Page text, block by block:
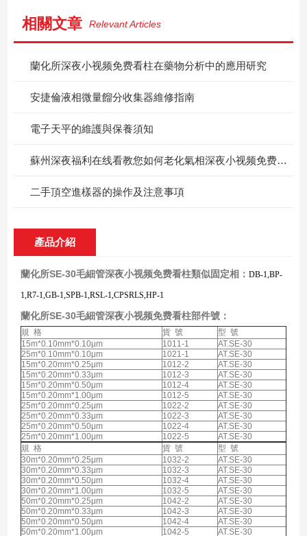
相關文章 Relevant Articles
蘭化所深夜小视频免费看柱在藥物分析中的應用研究
安捷倫液相微量餾分收集器維修指南
電子天平的維護與保養須知
蘇州深夜福利在线看教您如何老化氣相深夜小视频免费看柱
二手頂空進樣器的操作及注意事項
產品介紹
蘭化所SE-30毛細管深夜小视频免费看柱類似固定相： DB-1,BP-
1,R7-1,GB-1,SPB-1,RSL-1,CPSRLS,HP-1
蘭化所SE-30毛細管深夜小视频免费看柱部件號：
規 格 貨 號
型 號
15m*0.10mm*0.10μm
1011-1
AT.SE-30
25m*0.10mm*0.10μm
1021-1
AT.SE-30
15m*0.20mm*0.25μm
1012-2
AT.SE-30
15m*0.20mm*0.33μm
1012-3
AT.SE-30
15m*0.20mm*0.50μm
1012-4
AT.SE-30
15m*0.20mm*1.00μm
1012-5
AT.SE-30
25m*0.20mm*0.25μm
1022-2
AT.SE-30
25m*0.20mm*0.33μm
1022-3
AT.SE-30
25m*0.20mm*0.50μm
1022-4
AT.SE-30
25m*0.20mm*1.00μm
1022-5
AT.SE-30
規 格
貨 號
型 號
30m*0.20mm*0.25μm
1032-2
AT.SE-30
30m*0.20mm*0.33μm
1032-3
AT.SE-30
30m*0.20mm*0.50μm
1032-4
AT.SE-30
30m*0.20mm*1.00μm
1032-5
AT.SE-30
50m*0.20mm*0.25μm
1042-2
AT.SE-30
50m*0.20mm*0.33μm
1042-3
AT.SE-30
50m*0.20mm*0.50μm
1042-4
AT.SE-30
50m*0.20mm*1.00μm
1042-5 AT.SE-30